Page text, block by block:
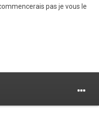
pas je vous le